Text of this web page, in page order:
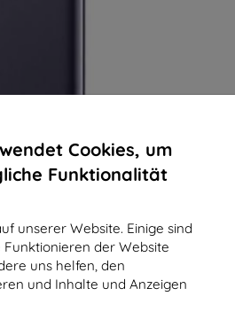
Cookies, um
Funktionalität
unserer Website. Einige sind
der Website
uns helfen, den
und Inhalte und Anzeigen